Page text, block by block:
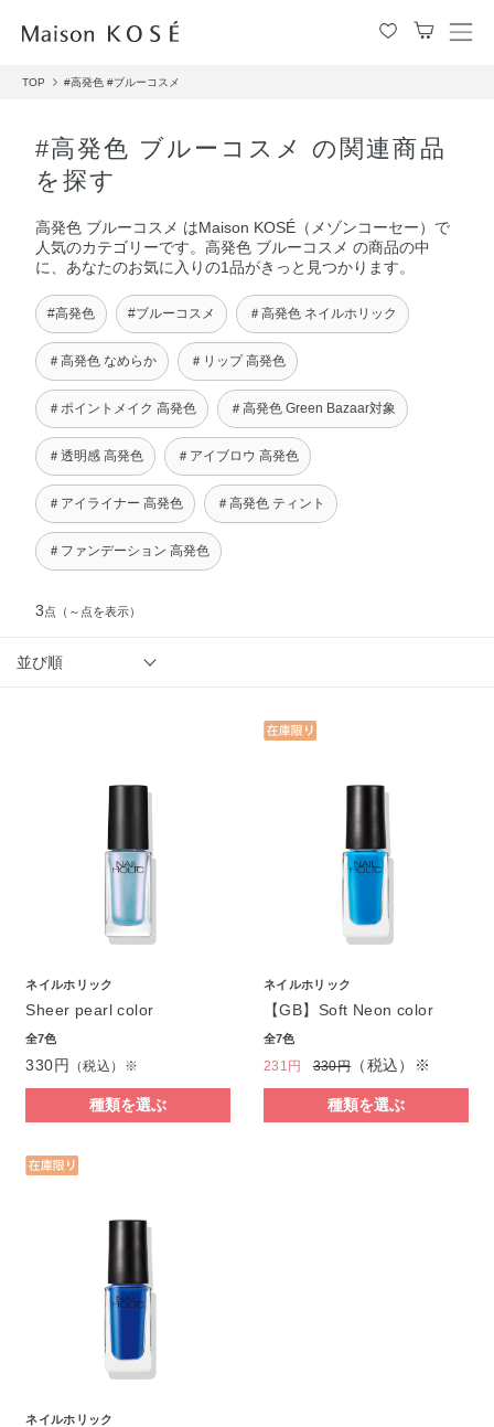
メ
TOP #高発色 #ブルーコスメ
#高発色 ブルーコスメ の関連商品
を探す
高発色 ブルーコスメ はMaison KOSÉ（メゾンコーセー）で
人気のカテゴリーです。高発色 ブルーコスメ の商品の中
に、あなたのお気に入りの1品がきっと見つかります。
#高発色 #ブルーコスメ ＃高発色 ネイルホリック
＃高発色 なめらか ＃リップ 高発色
＃ポイントメイク 高発色 ＃高発色 Green Bazaar対象
＃透明感 高発色 ＃アイブロウ 高発色
＃アイライナー 高発色 ＃高発色 ティント
＃ファンデーション 高発色
3点 （～点を表示）
並び順
ネイルホリック
Sheer pearl color
全7色
330円 （税込）※
種類を選ぶ
ネイルホリック
【GB】Soft Neon color
全7色
231円 330円（税込）※
種類を選ぶ
ネイルホリック